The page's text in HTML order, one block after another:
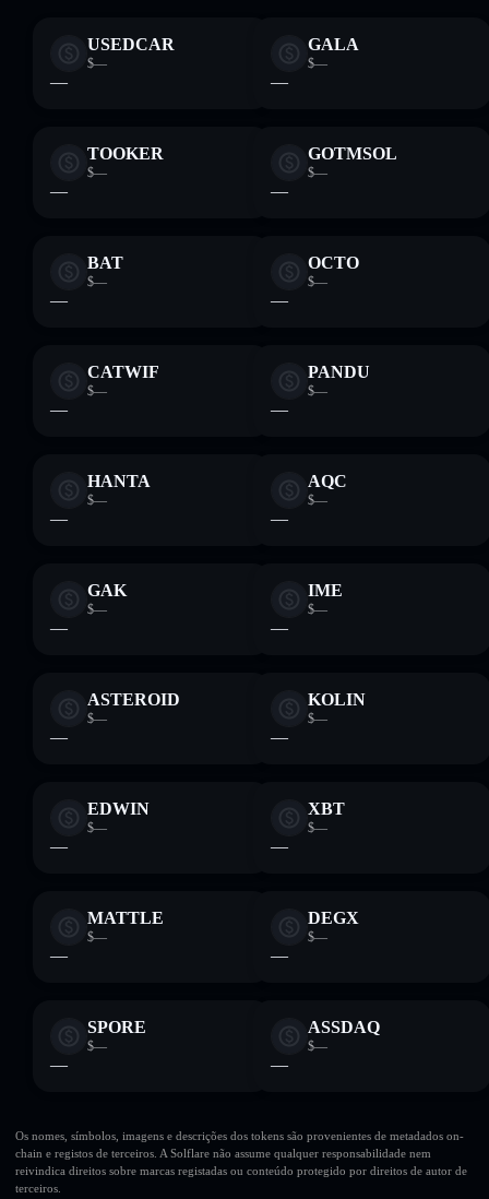
USEDCAR
$—
—
GALA
$—
—
TOOKER
$—
—
GOTMSOL
$—
—
BAT
$—
—
OCTO
$—
—
CATWIF
$—
—
PANDU
$—
—
HANTA
$—
—
AQC
$—
—
GAK
$—
—
IME
$—
—
ASTEROID
$—
—
KOLIN
$—
—
EDWIN
$—
—
XBT
$—
—
MATTLE
$—
—
DEGX
$—
—
SPORE
$—
—
ASSDAQ
$—
—
Os nomes, símbolos, imagens e descrições dos tokens são provenientes de metadados on-
chain e registos de terceiros. A Solflare não assume qualquer responsabilidade nem
reivindica direitos sobre marcas registadas ou conteúdo protegido por direitos de autor de
terceiros.